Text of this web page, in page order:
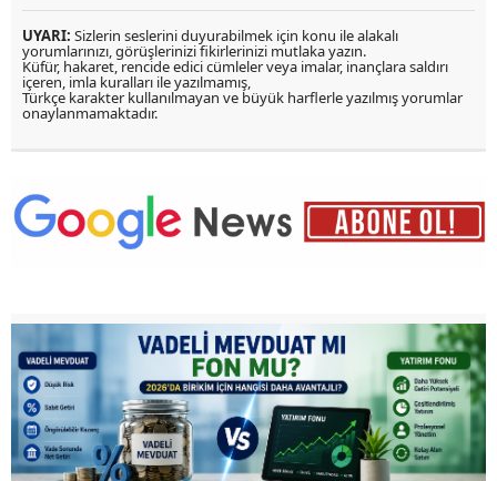
UYARI: Sizlerin seslerini duyurabilmek için konu ile alakalı
yorumlarınızı, görüşlerinizi fikirlerinizi mutlaka yazın.
Küfür, hakaret, rencide edici cümleler veya imalar, inançlara saldırı
içeren, imla kuralları ile yazılmamış,
Türkçe karakter kullanılmayan ve büyük harflerle yazılmış yorumlar
onaylanmamaktadır.